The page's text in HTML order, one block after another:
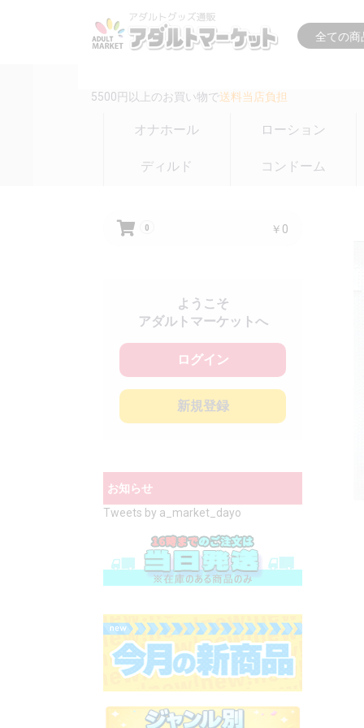
5500円以上のお買い物で送料当店負担
オナホール ローション
ディルド コンドーム
0 ￥0
ようこそ
アダルトマーケットへ
ログイン
新規登録
お知らせ
Tweets by a_market_dayo